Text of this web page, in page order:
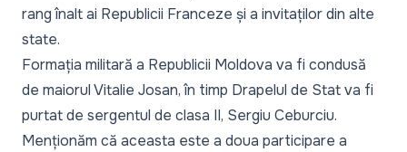
rang înalt ai Republicii Franceze și a invitaților din alte
state.
Formația militară a Republicii Moldova va fi condusă
de maiorul Vitalie Josan, în timp Drapelul de Stat va fi
purtat de sergentul de clasa II, Sergiu Ceburciu.
Menționăm că aceasta este a doua participare a